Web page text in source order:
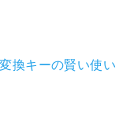
換キーの賢い使い